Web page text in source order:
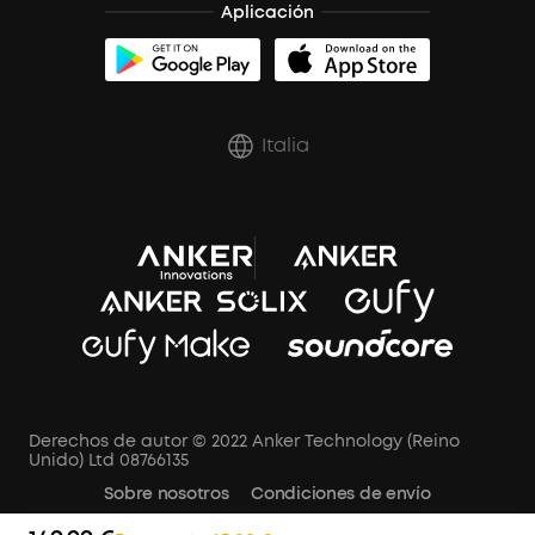
Aplicación
Italia
Derechos de autor © 2022 Anker Technology (Reino
Unido) Ltd 08766135
Sobre nosotros
Condiciones de envío
Política de cancelación